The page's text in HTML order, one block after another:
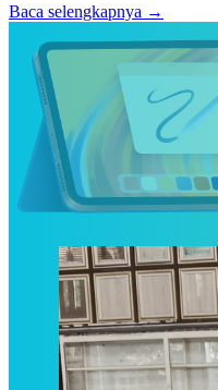
Baca selengkapnya →